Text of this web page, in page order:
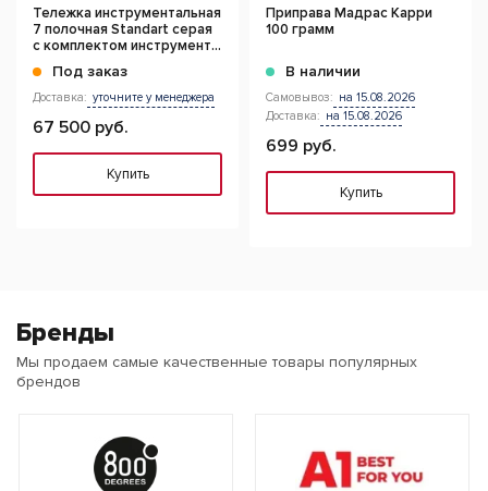
Тележка инструментальная
7 полочная Standart серая
с комплектом инструмента,
Под заказ
Доставка: уточните у менеджера
67 500 руб.
Купить
Приправа Мадрас Карри
100 грамм
В наличии
Самовывоз: на 15.08.2026
Доставка: на 15.08.2026
699 руб.
Купить
Бренды
Мы продаем самые качественные товары популярных
брендов